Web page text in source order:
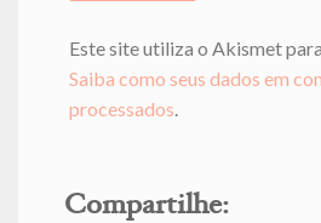
Este site utiliza o Akismet
Saiba como seus dados em
processados.
Compartilhe: